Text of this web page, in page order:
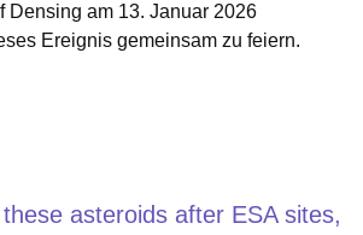
Densing am 13. Januar 2026
Ereignis gemeinsam zu feiern.
asteroids after ESA sites,